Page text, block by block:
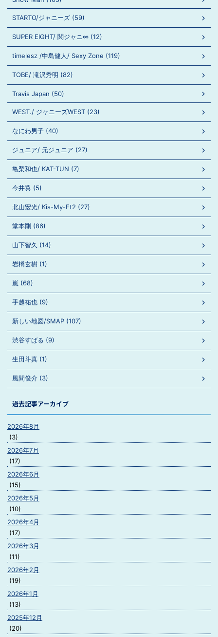
STARTO/ジャニーズ (59)
SUPER EIGHT/ 関ジャニ∞ (12)
timelesz /中島健人/ Sexy Zone (119)
TOBE/ 滝沢秀明 (82)
Travis Japan (50)
WEST./ ジャニーズWEST (23)
なにわ男子 (40)
ジュニア/ 元ジュニア (27)
亀梨和也/ KAT-TUN (7)
今井翼 (5)
北山宏光/ Kis-My-Ft2 (27)
堂本剛 (86)
山下智久 (14)
岩橋玄樹 (1)
嵐 (68)
手越祐也 (9)
新しい地図/SMAP (107)
渋谷すばる (9)
生田斗真 (1)
風間俊介 (3)
過去記事アーカイブ
2026年8月
(3)
2026年7月
(17)
2026年6月
(15)
2026年5月
(10)
2026年4月
(17)
2026年3月
(11)
2026年2月
(19)
2026年1月
(13)
2025年12月
(20)